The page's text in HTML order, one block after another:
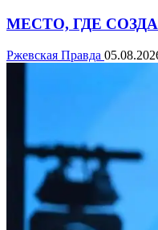
МЕСТО, ГДЕ
Ржевская Правда